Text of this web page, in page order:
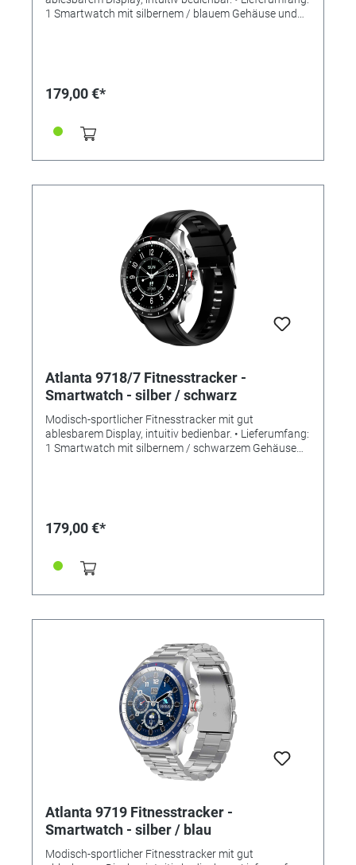
1 Smartwatch mit silbernem / blauem Gehäuse und
Blutsauerstoff - Schrittzähler und Distanz -
Anruf-/Nachrichtenalarme - Verschiedene Sportarten -
Steuerung über kostenlose Smartphone App "DaFit" -
Helligkeitseinstellung Display - Nicht-Stören-Modus -
Erinnerung • SPEZIFIKATIONEN: -
Gehäusedurchmesser: 34mm - Bandbreite: 22mm -
Material: rundes Metallgehäuse mit Silikonband -
Display: Mineralglas - Akku- & Batterietyp: Li-Ion Akku -
Wasserdichtheit: Staub- und Spritzwassergeschützt
(IP68) - Farbe: silber / blau
179,00 €*
Atlanta 9718/7 Fitnesstracker -
Smartwatch - silber / schwarz
Modisch-sportlicher Fitnesstracker mit gut
ablesbarem Display, intuitiv bedienbar. • Lieferumfang:
1 Smartwatch mit silbernem / schwarzem Gehäuse
Blutsauerstoff - Schrittzähler und Distanz -
Anruf-/Nachrichtenalarme - Verschiedene Sportarten -
Steuerung über kostenlose Smartphone App "DaFit" -
Helligkeitseinstellung Display - Nicht-Stören-Modus -
Erinnerung • SPEZIFIKATIONEN: -
Gehäusedurchmesser: 34mm - Bandbreite: 22mm -
Material: rundes Metallgehäuse mit Silikonband -
Display: Mineralglas - Akku- & Batterietyp: Li-Ion Akku -
Wasserdichtheit: Staub- und Spritzwassergeschützt
(IP68) - Farbe: silber / schwarz
179,00 €*
Atlanta 9719 Fitnesstracker -
Smartwatch - silber / blau
Modisch-sportlicher Fitnesstracker mit gut